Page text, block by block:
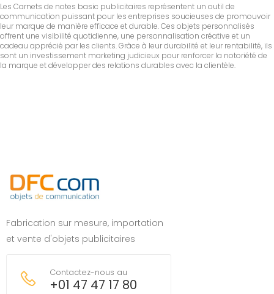
Les Carnets de notes basic publicitaires représentent un outil de
communication puissant pour les entreprises soucieuses de promouvoir
leur marque de manière efficace et durable. Ces objets personnalisés
offrent une visibilité quotidienne, une personnalisation créative et un
cadeau apprécié par les clients. Grâce à leur durabilité et leur rentabilité, ils
sont un investissement marketing judicieux pour renforcer la notoriété de
la marque et développer des relations durables avec la clientèle.
Fabrication sur mesure, importation
et vente d'objets publicitaires
Contactez-nous au
+01 47 47 17 80